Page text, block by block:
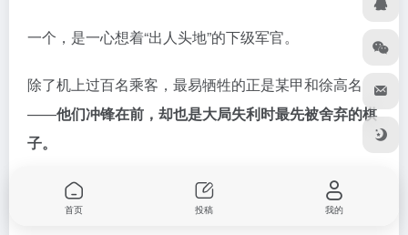
首页 投稿 我的